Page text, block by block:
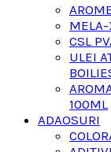
MELA-
CSL
ULEI
100ML
ADAOSURI